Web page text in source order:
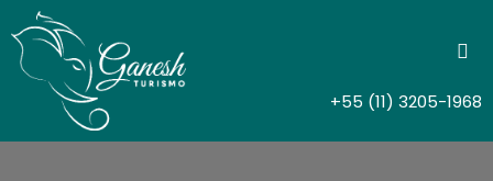
+55 (11) 3205-1968